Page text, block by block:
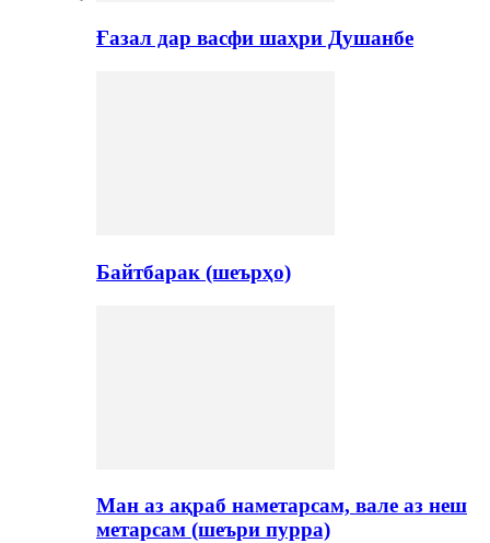
Ғазал дар васфи шаҳри Душанбе
Байтбарак (шеърҳо)
Ман аз ақраб наметарсам, вале аз неш
метарсам (шеъри пурра)